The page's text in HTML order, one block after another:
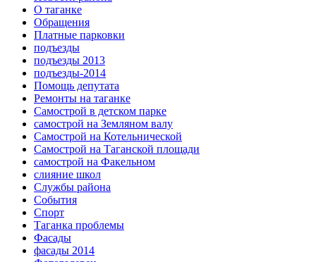
О таганке
Обращения
Платные парковки
подъезды
подъезды 2013
подъезды-2014
Помощь депутата
Ремонты на таганке
Самострой в детском парке
самострой на Земляном валу
Самострой на Котельнической
Самострой на Таганской площади
самострой на Факельном
слияние школ
Службы района
События
Спорт
Таганка проблемы
Фасады
фасады 2014